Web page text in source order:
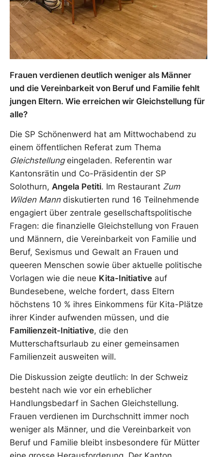
Frauen verdienen deutlich weniger als Männer
und die Vereinbarkeit von Beruf und Familie fehlt
jungen Eltern. Wie erreichen wir Gleichstellung für
alle?
Die SP Schönenwerd hat am Mittwochabend zu
einem öffentlichen Referat zum Thema
Gleichstellungeingeladen. Referentin war
Kantonsrätin und Co-Präsidentin der SP
Solothurn, Angela Petiti. Im Restaurant Zum
Wilden Manndiskutierten rund 16 Teilnehmende
engagiert über zentrale gesellschaftspolitische
Fragen: die finanzielle Gleichstellung von Frauen
und Männern, die Vereinbarkeit von Familie und
Beruf, Sexismus und Gewalt an Frauen und
queeren Menschen sowie über aktuelle politische
Vorlagen wie die neue Kita-Initiative auf
Bundesebene, welche fordert, dass Eltern
höchstens 10 % ihres Einkommens für Kita-Plätze
ihrer Kinder aufwenden müssen, und die
Familienzeit-Initiative, die den
Mutterschaftsurlaub zu einer gemeinsamen
Familienzeit ausweiten will.
Die Diskussion zeigte deutlich: In der Schweiz
besteht nach wie vor ein erheblicher
Handlungsbedarf in Sachen Gleichstellung.
Frauen verdienen im Durchschnitt immer noch
weniger als Männer, und die Vereinbarkeit von
Beruf und Familie bleibt insbesondere für Mütter